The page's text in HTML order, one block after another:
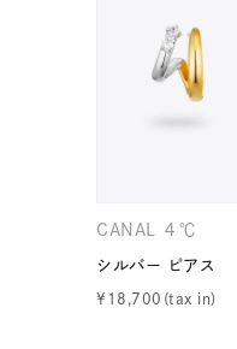
CANAL ４℃
シルバー ピアス
¥ 18,700